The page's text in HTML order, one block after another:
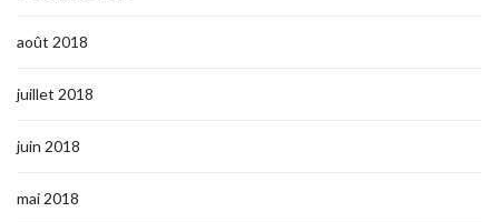
août 2018
juillet 2018
juin 2018
mai 2018